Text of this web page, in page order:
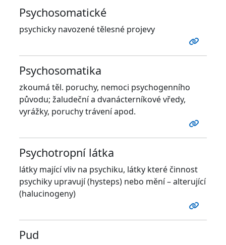
Psychosomatické
psychicky navozené tělesné projevy
Psychosomatika
zkoumá těl. poruchy, nemoci psychogenního
původu; žaludeční a dvanácterníkové vředy,
vyrážky, poruchy trávení apod.
Psychotropní látka
látky mající vliv na psychiku, látky které činnost
psychiky upravují (hysteps) nebo mění – alterující
(halucinogeny)
Pud